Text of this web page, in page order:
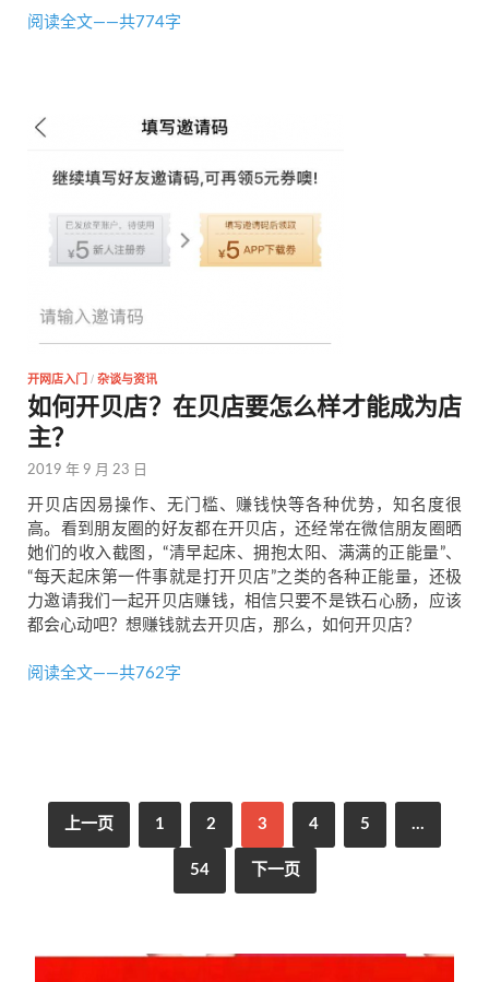
阅读全文——共774字
开网店入门 / 杂谈与资讯
如何开贝店？在贝店要怎么样才能成为店
主？
2019 年 9 月 23 日
开贝店因易操作、无门槛、赚钱快等各种优势，知名度很
高。看到朋友圈的好友都在开贝店，还经常在微信朋友圈晒
她们的收入截图，“清早起床、拥抱太阳、满满的正能量”、
“每天起床第一件事就是打开贝店”之类的各种正能量，还极
力邀请我们一起开贝店赚钱，相信只要不是铁石心肠，应该
都会心动吧？想赚钱就去开贝店，那么，如何开贝店？
阅读全文——共762字
上一页 1 2 3 4 5 …
54 下一页